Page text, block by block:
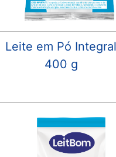
Leite em Pó Integral
400 g